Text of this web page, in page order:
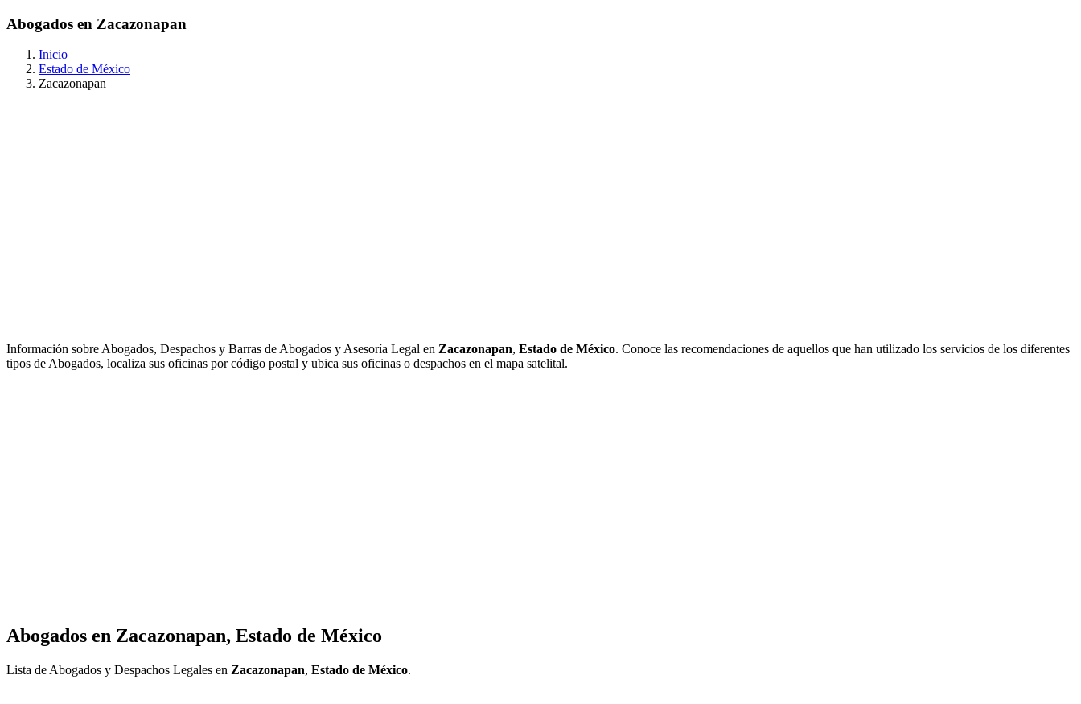
Abogados en Zacazonapan
Inicio
Estado de México
Zacazonapan
Información sobre Abogados, Despachos y Barras de Abogados y Asesoría Legal en Zacazonapan, Estado de México. Conoce las recomendaciones de aquellos que han utilizado los servicios de los diferentes
tipos de Abogados, localiza sus oficinas por código postal y ubica sus oficinas o despachos en el mapa satelital.
Abogados en Zacazonapan, Estado de México
Lista de Abogados y Despachos Legales en Zacazonapan, Estado de México.